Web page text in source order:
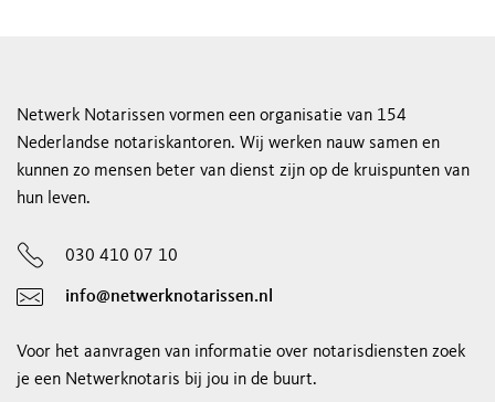
Netwerk Notarissen vormen een organisatie van 154
Nederlandse notariskantoren. Wij werken nauw samen en
kunnen zo mensen beter van dienst zijn op de kruispunten van
hun leven.
030 410 07 10
info@netwerknotarissen.nl
Voor het aanvragen van informatie over notarisdiensten zoek
je een Netwerknotaris bij jou in de buurt.